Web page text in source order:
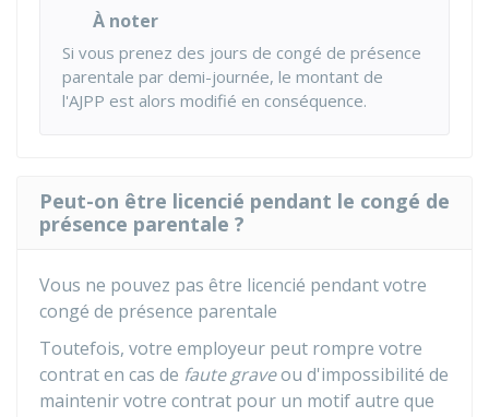
À noter
Si vous prenez des jours de congé de présence
parentale par demi-journée, le montant de
l'AJPP est alors modifié en conséquence.
Peut-on être licencié pendant le congé de
présence parentale ?
Vous ne pouvez pas être licencié pendant votre
congé de présence parentale
Toutefois, votre employeur peut rompre votre
contrat en cas de faute graveou d'impossibilité de
maintenir votre contrat pour un motif autre que